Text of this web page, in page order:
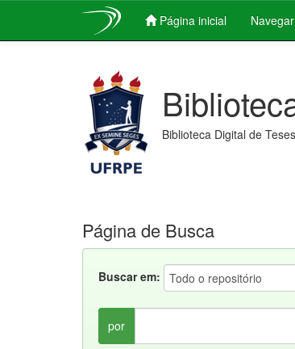
Página inicial
Biblioteca Digital de
Página de Busca
Buscar em:
por